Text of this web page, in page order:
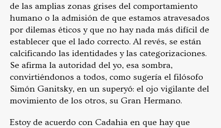
de las amplias zonas grises del comportamiento
humano o la admisión de que estamos atravesados
por dilemas éticos y que no hay nada más difícil de
establecer que el lado correcto. Al revés, se están
calcificando las identidades y las categorizaciones.
Se afirma la autoridad del yo, esa sombra,
convirtiéndonos a todos, como sugería el filósofo
Simón Ganitsky, en un superyó: el ojo vigilante del
movimiento de los otros, su Gran Hermano.
Estoy de acuerdo con Cadahia en que hay que